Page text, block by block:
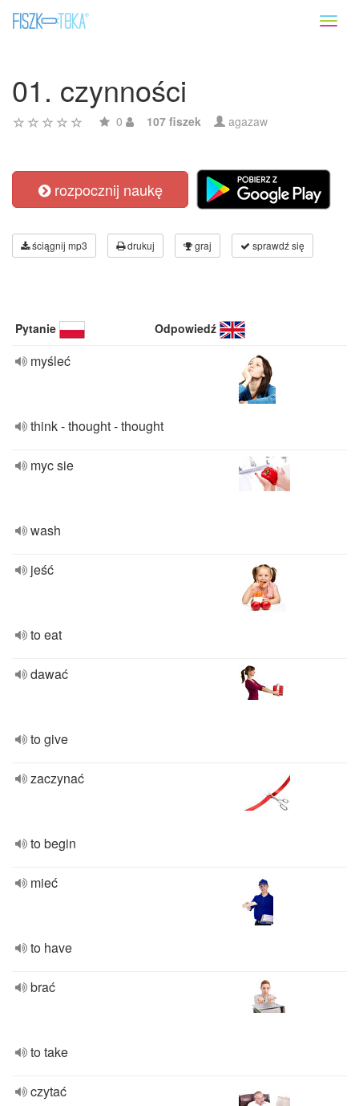
01. czynności
0 107 fiszek agazaw
rozpocznij naukę
ściągnij mp3 drukuj graj sprawdź się
Pytanie Odpowiedź
myśleć
think - thought - thought
myc sie
wash
jeść
to eat
dawać
to give
zaczynać
to begin
mieć
to have
brać
to take
czytać